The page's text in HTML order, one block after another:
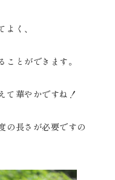
く、
とができます。
て華やかですね！
の長さが必要ですの